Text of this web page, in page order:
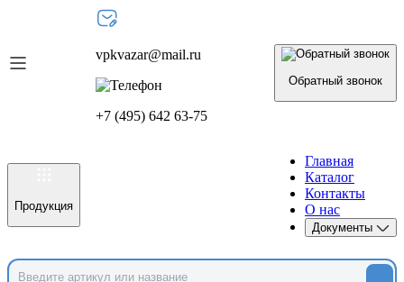
vpkvazar@mail.ru
+7 (495) 642 63-75
Обратный звонок
Продукция
Главная
Каталог
Контакты
О нас
Документы